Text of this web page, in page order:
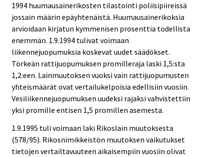
1994 huumausainerikosten tilastointi poliisipiireissä
jossain määrin epäyhtenäistä. Huumausainerikoksia
arvioidaan kirjatun kymmenisen prosenttia todellista
enemmän. 1.9.1994 tulivat voimaan
liikennejuopumuksia koskevat uudet säädökset.
Törkeän rattijuopumuksen promilleraja laski 1,5:sta
1,2:een. Lainmuutoksen vuoksi vain rattijuopumusten
yhteismäärät ovat vertailukelpoisia edellisiin vuosiin.
Vesiliikennejuopumuksen uudeksi rajaksi vahvistettiin
yksi promille entisen 1,5 promillen asemesta.
1.9.1995 tuli voimaan laki Rikoslain muutoksesta
(578/95). Rikosnimikkeistön muutoksen vaikutukset
tietojen vertailtavuuteen aikaisempiin vuosiin olivat